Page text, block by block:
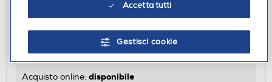
SBS - Cover Skinny per Honor 400 Pro-
Trasparente
€ 12,90
Acquisto online: disponibile
Accetta tutti
Gestisci cookie